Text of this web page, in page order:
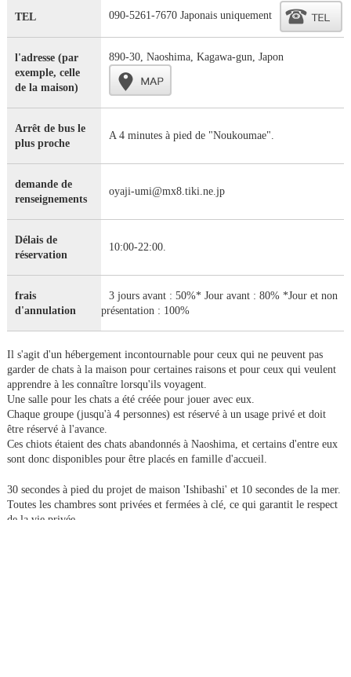
TEL 090-5261-7670 Japonais uniquement
l'adresse (par
exemple, celle
de la maison)
890-30, Naoshima, Kagawa-gun, Japon
Arrêt de bus le
plus proche
A 4 minutes à pied de "Noukoumae".
demande de
renseignements
oyaji-umi@mx8.tiki.ne.jp
Délais de
réservation
10:00-22:00.
frais
d'annulation
3 jours avant : 50%* Jour avant : 80% *Jour et non
présentation : 100%
Il s'agit d'un hébergement incontournable pour ceux qui ne peuvent pas
garder de chats à la maison pour certaines raisons et pour ceux qui veulent
apprendre à les connaître lorsqu'ils voyagent.
Une salle pour les chats a été créée pour jouer avec eux.
Chaque groupe (jusqu'à 4 personnes) est réservé à un usage privé et doit
être réservé à l'avance.
Ces chiots étaient des chats abandonnés à Naoshima, et certains d'entre eux
sont donc disponibles pour être placés en famille d'accueil.
30 secondes à pied du projet de maison 'Ishibashi' et 10 secondes de la mer.
Toutes les chambres sont privées et fermées à clé, ce qui garantit le respect
de la vie privée.